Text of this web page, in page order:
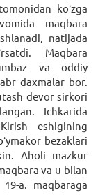
koʻzga
maqbara
natijada
Maqbara
va oddiy
daxmalar bor.
devor sirkori
Ichkarida
eshigining
bezaklari
Aholi mazkur
va u bilan
a. maqbaraga